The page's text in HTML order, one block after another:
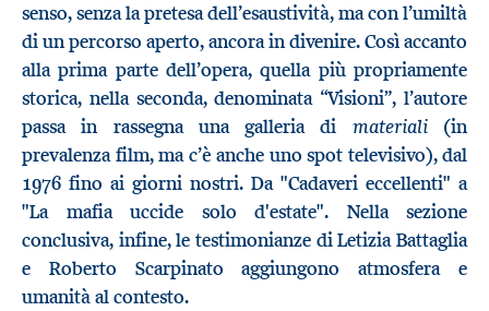
senso, senza la pretesa dell’esaustività, ma con l’umiltà
di un percorso aperto, ancora in divenire. Così accanto
alla prima parte dell’opera, quella più propriamente
storica, nella seconda, denominata “Visioni”, l’autore
passa in rassegna una galleria di materiali(in
prevalenza film, ma c’è anche uno spot televisivo), dal
1976 fino ai giorni nostri. Da "Cadaveri eccellenti" a
"La mafia uccide solo d'estate". Nella sezione
conclusiva, infine, le testimonianze di Letizia Battaglia
e Roberto Scarpinato aggiungono atmosfera e
umanità al contesto.